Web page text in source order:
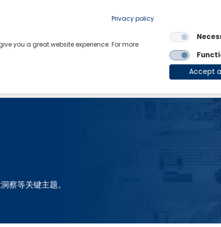
OE
察等关键主题。
Privacy policy
you a great website experience. For more
Accept